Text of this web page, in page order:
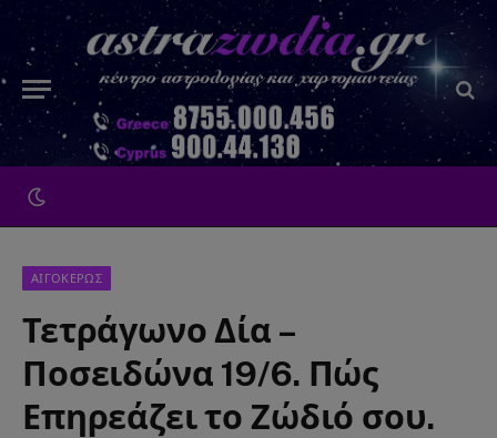
ΑΙΓΟΚΕΡΩΣ
Τετράγωνο Δία –
Ποσειδώνα 19/6. Πώς
Επηρεάζει το Ζώδιό σου.